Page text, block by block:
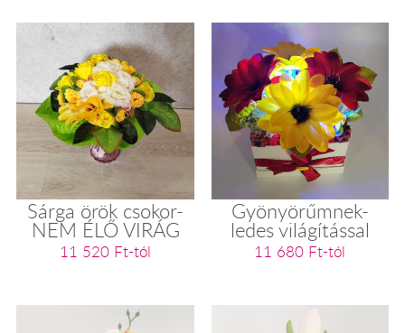
Sárga örök csokor-
NEM ÉLŐ VIRÁG
11 520 Ft-tól
Gyönyörűmnek-
ledes világítással
11 680 Ft-tól